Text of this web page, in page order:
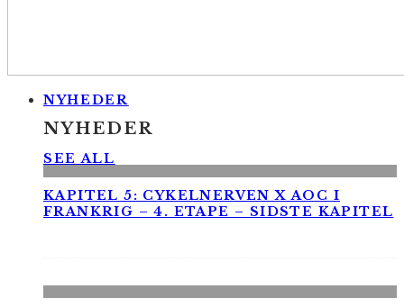
NYHEDER
NYHEDER
SEE ALL
KAPITEL 5: CYKELNERVEN X AOC I
FRANKRIG – 4. ETAPE – SIDSTE KAPITEL